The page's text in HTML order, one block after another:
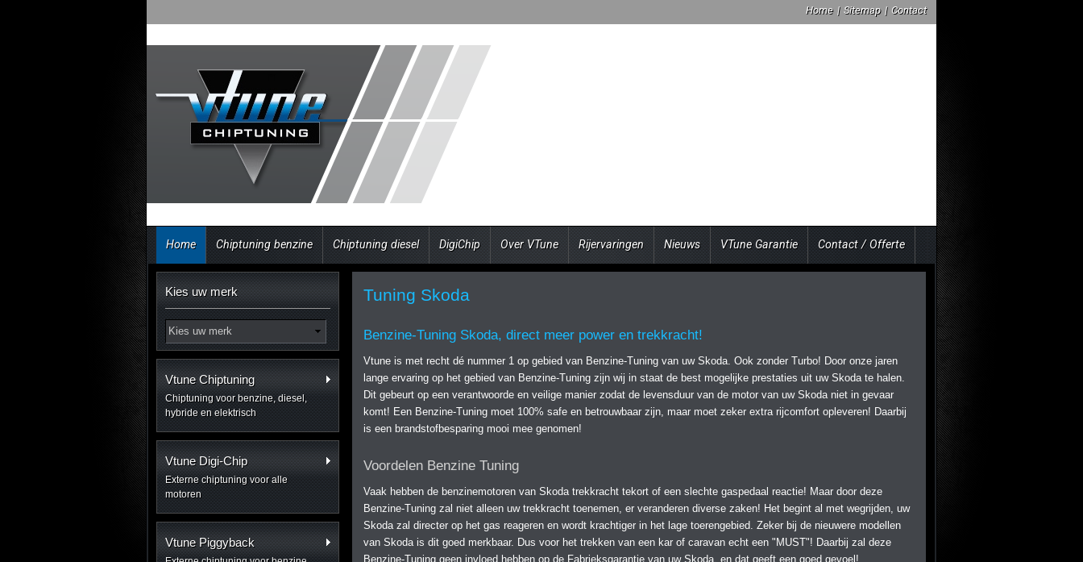
Home | Sitemap | Contact
Home Chiptuning benzine Chiptuning diesel DigiChip Over VTune Rijervaringen Nieuws VTune Garantie Contact / Offerte
Kies uw merk
Vtune Chiptuning
Chiptuning voor benzine, diesel,
hybride en elektrisch
Vtune Digi-Chip
Externe chiptuning voor alle
motoren
Vtune Piggyback
Tuning Skoda
Benzine-Tuning Skoda, direct meer power en trekkracht!
Vtune is met recht dé nummer 1 op gebied van Benzine-Tuning van uw Skoda. Ook zonder Turbo! Door onze jaren
lange ervaring op het gebied van Benzine-Tuning zijn wij in staat de best mogelijke prestaties uit uw Skoda te halen.
Dit gebeurt op een verantwoorde en veilige manier zodat de levensduur van de motor van uw Skoda niet in gevaar
komt! Een Benzine-Tuning moet 100% safe en betrouwbaar zijn, maar moet zeker extra rijcomfort opleveren! Daarbij
is een brandstofbesparing mooi mee genomen!
Voordelen Benzine Tuning
Vaak hebben de benzinemotoren van Skoda trekkracht tekort of een slechte gaspedaal reactie! Maar door deze
Benzine-Tuning zal niet alleen uw trekkracht toenemen, er veranderen diverse zaken! Het begint al met wegrijden, uw
Skoda zal directer op het gas reageren en wordt krachtiger in het lage toerengebied. Zeker bij de nieuwere modellen
van Skoda is dit goed merkbaar. Dus voor het trekken van een kar of caravan echt een "MUST"! Daarbij zal deze
Benzine-Tuning geen invloed hebben op de Fabrieksgarantie van uw Skoda, en dat geeft een goed gevoel!